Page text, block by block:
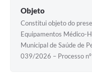
Objeto
Constitui objeto do
Equipamentos Médico-
Municipal de Saúde de
039/2026 – Processo